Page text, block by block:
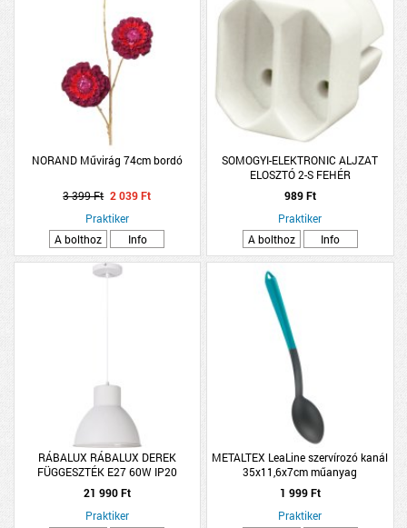
NORAND Művirág 74cm bordó
3 399 Ft 2 039 Ft
Praktiker
A bolthoz
Info
SOMOGYI-ELEKTRONIC ALJZAT
ELOSZTÓ 2-S FEHÉR
989 Ft
Praktiker
A bolthoz
Info
RÁBALUX RÁBALUX DEREK
FÜGGESZTÉK E27 60W IP20
27,5X177CM MATT FEHÉR
21 990 Ft
Praktiker
METALTEX LeaLine szervírozó kanál
35x11,6x7cm műanyag
1 999 Ft
Praktiker